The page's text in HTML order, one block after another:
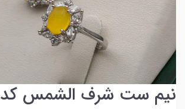
نیم ست شرف الشمس کد 211